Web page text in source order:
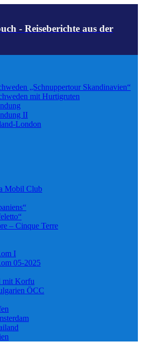
- Reiseberichte aus der
„Schnuppertour Skandinavien“
mit Hurtigruten
II
London
Mobil Club
– Cinque Terre
I
05-2025
mit Korfu
ÖCC